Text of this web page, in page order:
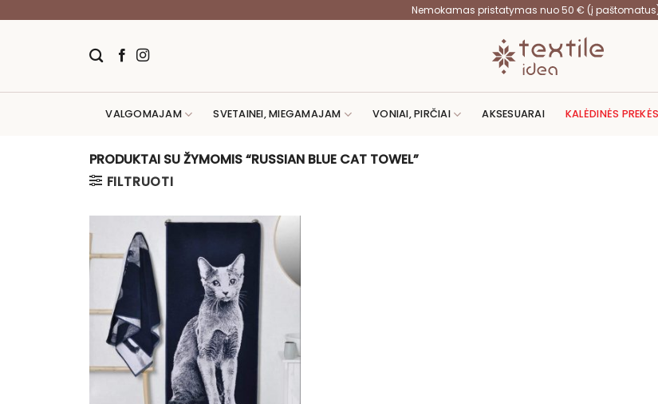
Nemokamas pristatymas nuo 50 € (į
VALGOMAJAM SVETAINEI, MIEGAMAJAM VONIAI, PIRČIAI AKSESUARAI KALĖDINĖS PREKĖS
PRODUKTAI SU ŽYMOMIS “RUSSIAN BLUE CAT TOWEL”
FILTRUOTI